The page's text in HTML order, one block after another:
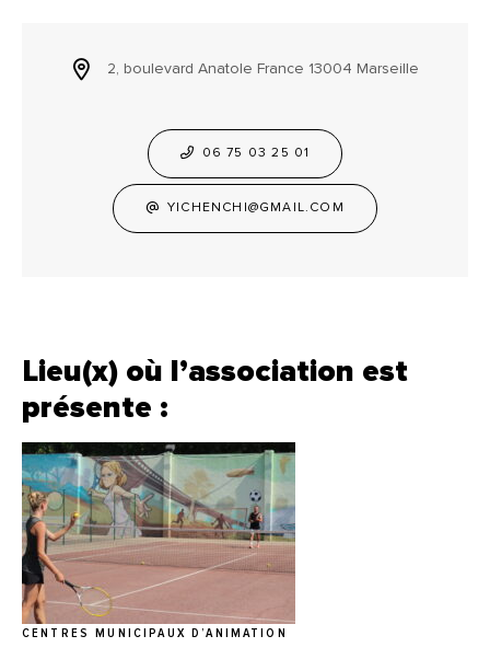
2, boulevard Anatole France 13004 Marseille
06 75 03 25 01
YICHENCHI@GMAIL.COM
Lieu(x) où l’association est
présente :
CENTRES MUNICIPAUX D’ANIMATION